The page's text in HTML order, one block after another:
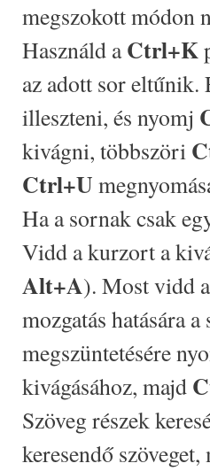
megszokott módon
Használd aCtrl+K
az adott sor eltűnik.
illeszteni, és nyomj
kivágni, többszöri
Ctrl+U
Ha a sornak csak
Vidd a kurzort a
Alt+A). Most vidd
mozgatás hatására
megszüntetésére
kivágásához, majd
Szöveg részek
keresendő